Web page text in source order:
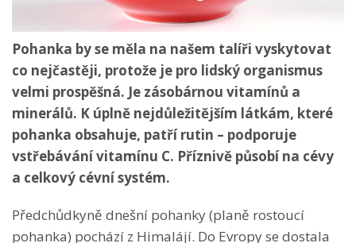
Pohanka by se měla na našem talíři vyskytovat
co nejčastěji, protože je pro lidský organismus
velmi prospěšná. Je zásobárnou vitamínů a
minerálů. K úplně nejdůležitějším látkám, které
pohanka obsahuje, patří rutin – podporuje
vstřebávání vitamínu C. Příznivě působí na cévy
a celkový cévní systém.
Předchůdkyně dnešní pohanky (planě rostoucí
pohanka) pochází z Himalájí. Do Evropy se dostala